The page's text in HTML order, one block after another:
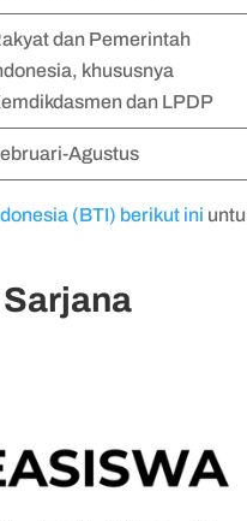
dan Pemerintah
khususnya
dan LPDP
Agustus
(BTI) berikut ini